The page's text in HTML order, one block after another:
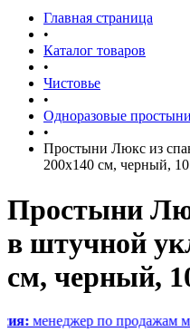
Главная страница
•
Каталог товаров
•
Чистовье
•
Одноразовые простыни
•
Простыни Люкс из
200х140 см, черный,
Простыни
в штучной
см, черный,
по продажам